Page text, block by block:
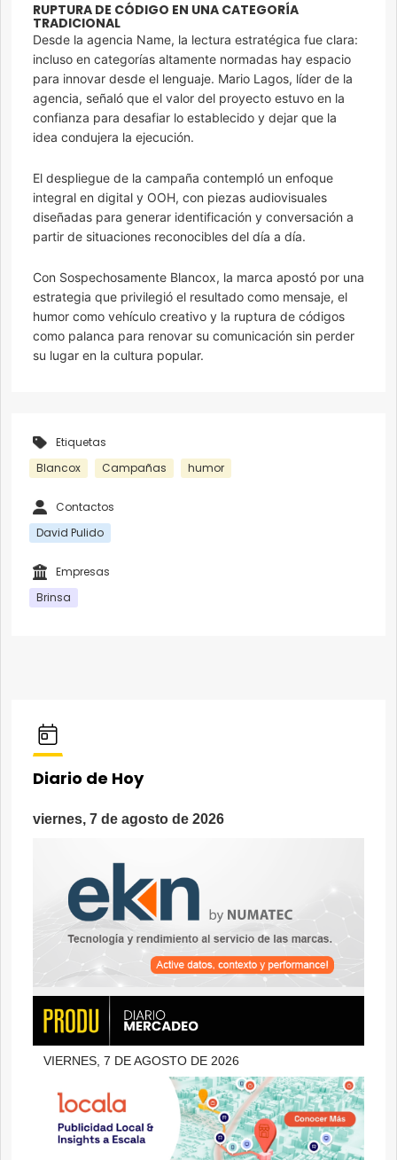
RUPTURA DE CÓDIGO EN UNA CATEGORÍA
TRADICIONAL
Desde la agencia Name, la lectura estratégica fue clara:
incluso en categorías altamente normadas hay espacio
para innovar desde el lenguaje. Mario Lagos, líder de la
agencia, señaló que el valor del proyecto estuvo en la
confianza para desafiar lo establecido y dejar que la
idea condujera la ejecución.
El despliegue de la campaña contempló un enfoque
integral en digital y OOH, con piezas audiovisuales
diseñadas para generar identificación y conversación a
partir de situaciones reconocibles del día a día.
Con Sospechosamente Blancox, la marca apostó por una
estrategia que privilegió el resultado como mensaje, el
humor como vehículo creativo y la ruptura de códigos
como palanca para renovar su comunicación sin perder
su lugar en la cultura popular.
Etiquetas
Blancox
Campañas humor
Contactos
David Pulido
Empresas
Brinsa
Diario de Hoy
viernes, 7 de agosto de 2026